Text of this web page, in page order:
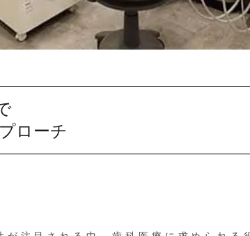
ローチ